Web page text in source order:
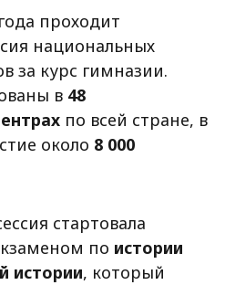
проходит
национальных
за курс гимназии.
в 48
по всей стране, в
около 8 000
стартовала
по истории
истории, который